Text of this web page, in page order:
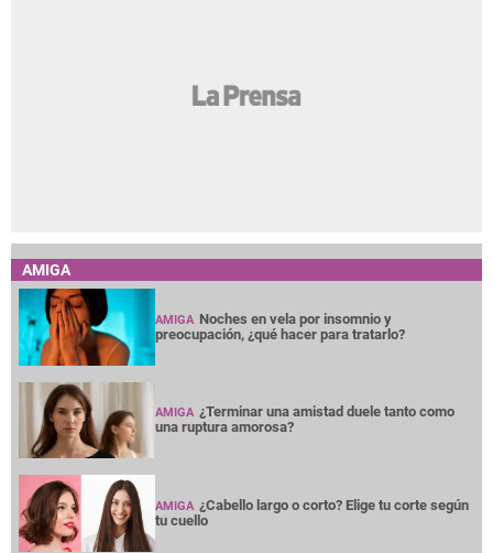
AMIGA
AMIGA Noches en vela por insomnio y
preocupación, ¿qué hacer para tratarlo?
AMIGA ¿Terminar una amistad duele tanto como
una ruptura amorosa?
AMIGA ¿Cabello largo o corto? Elige tu corte según
tu cuello